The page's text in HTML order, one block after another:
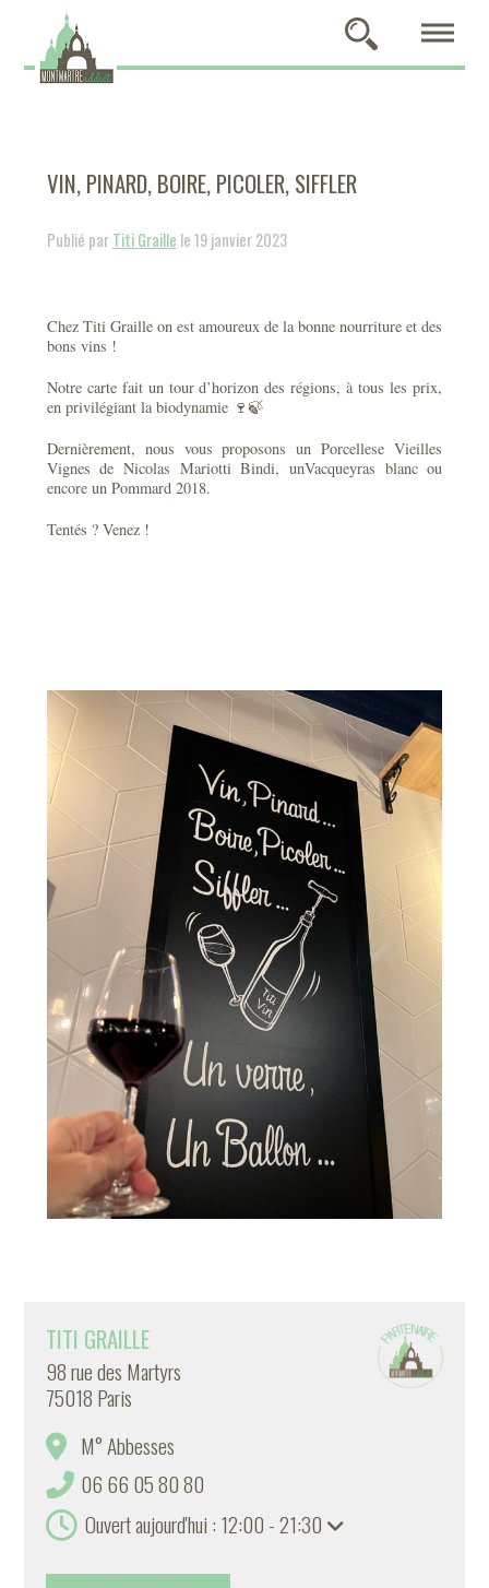
VIN, PINARD, BOIRE, PICOLER, SIFFLER
Publié parTiti Graille le 19 janvier 2023
Chez Titi Graille on est amoureux de la bonne nourriture et des
bons vins !
Notre carte fait un tour d’horizon des régions, à tous les prix,
en privilégiant la biodynamie 🍷🍃
Dernièrement, nous vous proposons un Porcellese Vieilles
Vignes de Nicolas Mariotti Bindi, unVacqueyras blanc ou
encore un Pommard 2018.
Tentés ? Venez !
TITI GRAILLE
98 rue des Martyrs
75018 Paris
M° Abbesses
06 66 05 80 80
Ouvert aujourd'hui : 12:00 - 21:30